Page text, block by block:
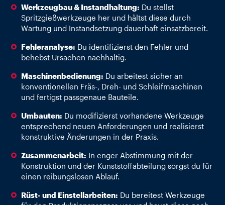
Werkzeugbau & Instandhaltung: Du stellst
Spritzgießwerkzeuge her und hältst diese durch
Wartung und Instandsetzung dauerhaft einsatzbereit.
Fehleranalyse: Du identifizierst den Fehler und
behebst Ursachen nachhaltig.
Maschinenbedienung: Du arbeitest sicher an
konventionellen Fräs-, Dreh- und Schleifmaschinen
und fertigst passgenaue Bauteile.
Umbauten: Du modifizierst vorhandene Werkzeuge
entsprechend neuen Anforderungen und realisierst
konstruktive Änderungen in der Praxis.
Zusammenarbeit: In enger Abstimmung mit der
Konstruktion und der Kunststoffabteilung sorgst du für
einen reibungslosen Ablauf.
Rüst- und Einstellarbeiten: Du bereitest Werkzeuge